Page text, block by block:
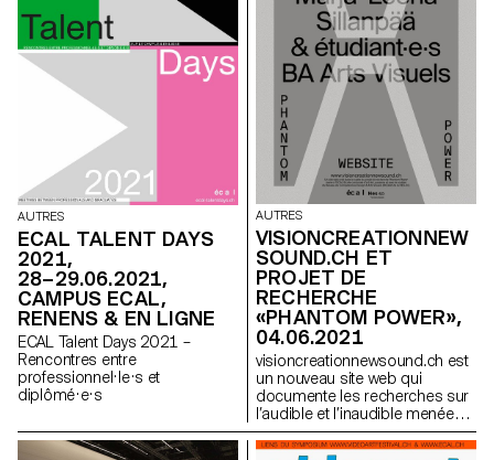
AUTRES
ECAL TALENT DAYS
2021,
28–29.06.2021,
CAMPUS ECAL,
RENENS & EN LIGNE
ECAL Talent Days 2021 –
Rencontres entre
professionnel·le·s et
diplômé·e·s
AUTRES
VISIONCREATIONNEW
SOUND.CH ET
PROJET DE
RECHERCHE
«PHANTOM POWER»,
04.06.2021
visioncreationnewsound.ch est
un nouveau site web qui
documente les recherches sur
l’audible et l’inaudible menées
par le Bachelor Arts Visuels de
l’ECAL.